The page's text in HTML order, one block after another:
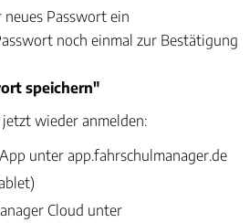
neues Passwort ein
noch einmal zur Bestätigung
speichern"
wieder anmelden:
unter app.fahrschulmanager.de
Cloud unter